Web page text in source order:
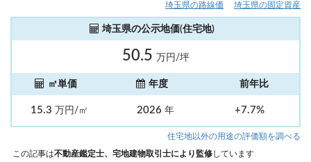
埼玉県の路線価 埼玉県の固定資産
埼玉県の公示地価(住宅地)
50.5 万円/坪
㎡単価 年度 前年比
15.3万円/㎡ 2026 年 +7.7%
住宅地以外の用途の評価額を調べる
この記事は不動産鑑定士、宅地建物取引士により監修しています